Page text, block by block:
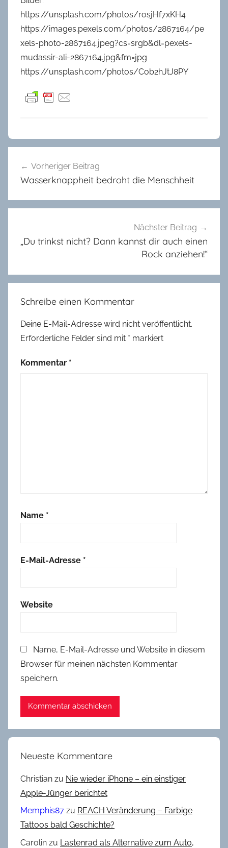
https://unsplash.com/photos/rosjHf7xKH4
https://images.pexels.com/photos/2867164/pe
xels-photo-2867164.jpeg?cs=srgb&dl=pexels-
mudassir-ali-2867164.jpg&fm=jpg
https://unsplash.com/photos/Cob2hJtJ8PY
A
g
e
o
g
e
1
a
Vorheriger Beitrag
Wasserknappheit bedroht die Menschheit
Nächster Beitrag
„Du trinkst nicht? Dann kannst dir auch einen
Rock anziehen!“
Schreibe einen Kommentar
Deine E-Mail-Adresse wird nicht veröffentlicht.
Erforderliche Felder sind mit * markiert
Kommentar *
Name *
E-Mail-Adresse *
Website
Name, E-Mail-Adresse und Website in diesem
Browser für meinen nächsten Kommentar
speichern.
Neueste Kommentare
Christian zu Nie wieder iPhone – ein einstiger
Apple-Jünger berichtet
Memphis87 zu REACH Veränderung – Farbige
Tattoos bald Geschichte?
Carolin zu Lastenrad als Alternative zum Auto,